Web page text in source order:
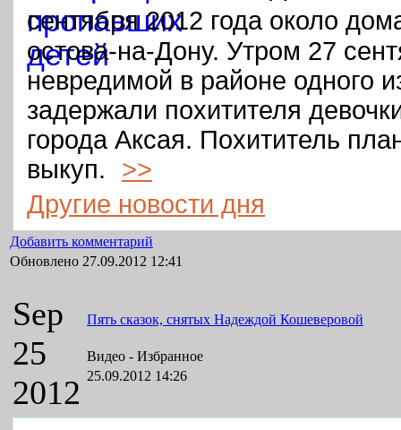
сентября 2012 года около
остова‑на‑Дону. Утром 27
невредимой в районе одного
задержали похитителя
города Аксая. Похититель
выкуп.
>>
Другие новости дня
Добавить комментарий
Обновлено 27.09.2012 12:41
Sep
25
2012
Пять сказок, снятых Надеждой Кошеверовой
Видео - Избранное
25.09.2012 14:26